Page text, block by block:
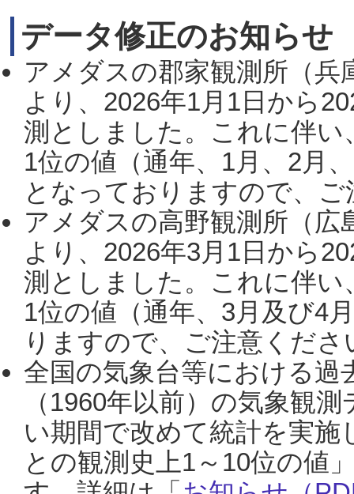
データ修正のお知らせ
アメダスの郡家観測所（
より、2026年1月1日から
測としました。これに伴い
1位の値（通年、1月、2月
となっておりますので、
アメダスの高野観測所（
より、2026年3月1日から
測としました。これに伴い
1位の値（通年、3月及び4
りますので、ご注意くだ
全国の気象台等における過
（1960年以前）の気象観
い期間で改めて統計を実
との観測史上1～10位の値